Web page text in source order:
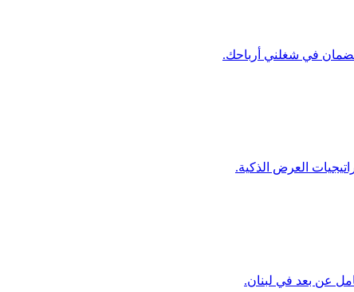
في شغلني أرباحك.
العرض الذكية.
عن بعد في لبنان.